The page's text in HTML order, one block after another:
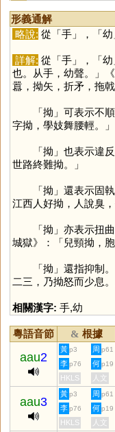
形義通解
略說: 從「手」，「幼
詳解: 從「手」，「幼
也。从手，幼聲。」
囂，拗矢，折矛，拖
「拗 」可表示不
字拗，學妓舞腰輕。」
「拗 」也表示違
世路終難拗。」
「拗 」還表示固
江西人好拗，人說臭，
「拗 」亦表示扭
城獄》：「兒頸拗，胞
「拗 」還指抑制
二三，乃拗怒而少息
相關漢字: 手,幼
粵語音節 & 根據
aau2
黃 p3 周 p61
李 p76 何 p19
HKLS 人文
aau3
黃 p3 周 p61
李 p76 何 p19
HKLS 人文